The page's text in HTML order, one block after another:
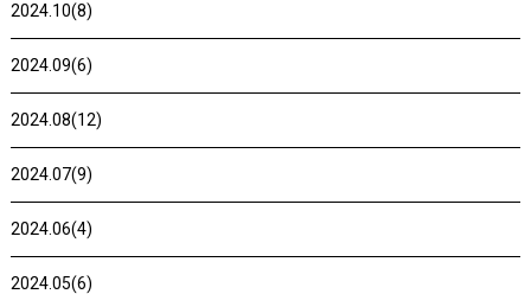
2024.10(8)
2024.09(6)
2024.08(12)
2024.07(9)
2024.06(4)
2024.05(6)